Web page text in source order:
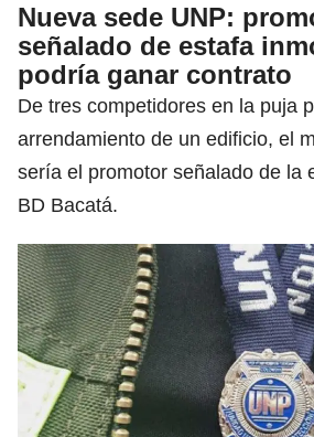
Nueva sede UNP:
señalado de estafa
podría ganar contrato
De tres competidores en la puja
arrendamiento de un edificio, el
sería el promotor señalado de la
BD Bacatá.